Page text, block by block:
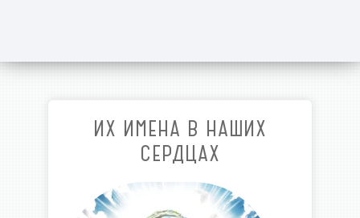
ИХ ИМЕНА В НАШИХ
СЕРДЦАХ